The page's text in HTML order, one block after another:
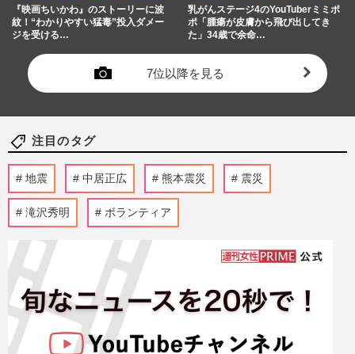
『映画ちいかわ』のストーリーに波
紋！“わかりやすい猛毒”投入ダメー
ジを受ける…
乳がんステージ4のYouTuberミミポ
ポ「腫瘍が皮膚から飛び出してき
た」34歳で余命…
7位以降を見る
注目のタグ
地震 中居正広 熊本震災 震災
滝沢秀明 ボランティア